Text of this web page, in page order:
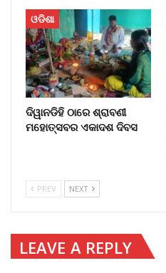
ଓଡିଶା
ଦିୱାନଡିହି ଠାରେ ଶ୍ରାବଣୀ
ମହୋତ୍ସବର ଏକାଦଶ ଦିବସ
PREV NEXT
LEAVE A REPLY